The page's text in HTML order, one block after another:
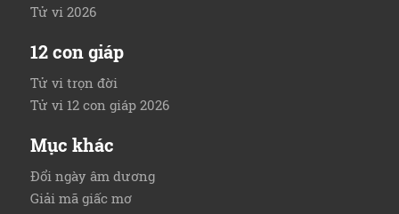
Tử vi 2026
12 con giáp
Tử vi trọn đời
Tử vi 12 con giáp 2026
Mục khác
Đổi ngày âm dương
Giải mã giấc mơ